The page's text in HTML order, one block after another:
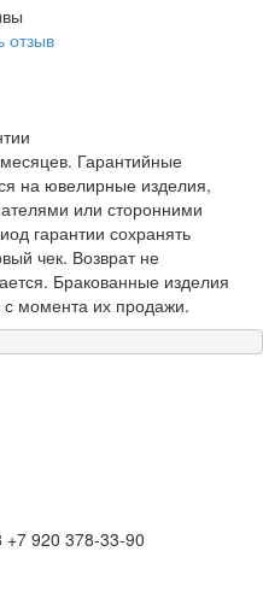
отзыв
Гарантийные
на ювелирные изделия,
или сторонними
гарантии сохранять
чек. Возврат не
Бракованные изделия
момента их продажи.
+7 920 378-33-90